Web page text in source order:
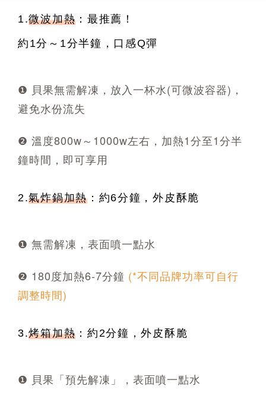
1.微波加熱 ：最推薦！
約1分～1分半鐘，口感Q彈
❶ 貝果無需解凍，放入一杯水(可微波容器)，
避免水份流失
❷ 溫度800w～1000w左右，加熱1分至1分半
鐘時間，即可享用
2.氣炸鍋加熱：約6分鐘，外皮酥脆
❶ 無需解凍，表面噴一點水
❷ 180度加熱6-7分鐘 (*不同品牌功率可自行
調整時間)
3.烤箱加熱 ：約2分鐘，外皮酥脆
❶ 貝果「預先解凍」，表面噴一點水